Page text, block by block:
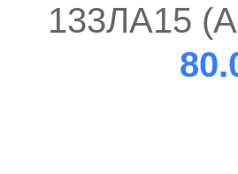
133ЛА15